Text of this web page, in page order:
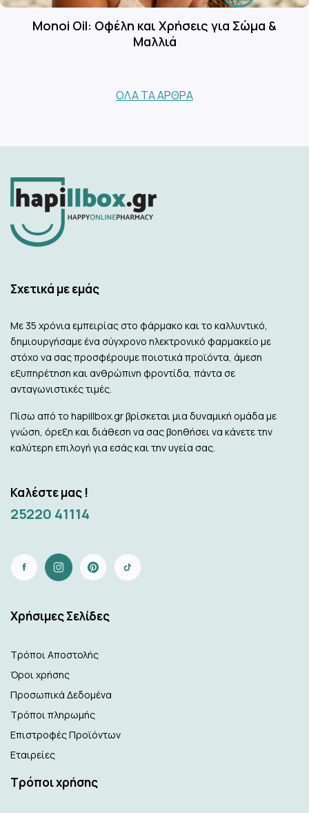
Monoi Oil: Οφέλη και Χρήσεις για Σώμα &
Μαλλιά
ΌΛΑ ΤΑ ΆΡΘΡΑ
Σχετικά με εμάς
Με 35 χρόνια εμπειρίας στο φάρμακο και το καλλυντικό,
δημιουργήσαμε ένα σύγχρονο ηλεκτρονικό φαρμακείο με
στόχο να σας προσφέρουμε ποιοτικά προϊόντα, άμεση
εξυπηρέτηση και ανθρώπινη φροντίδα, πάντα σε
ανταγωνιστικές τιμές.
Πίσω από το hapillbox.gr βρίσκεται μια δυναμική ομάδα με
γνώση, όρεξη και διάθεση να σας βοηθήσει να κάνετε την
καλύτερη επιλογή για εσάς και την υγεία σας.
Καλέστε μας !
25220 41114
Xρήσιμες Σελίδες
Τρόποι Αποστολής
Όροι χρήσης
Προσωπικά Δεδομένα
Τρόποι πληρωμής
Επιστροφές Προϊόντων
Εταιρείες
Τρόποι χρήσης